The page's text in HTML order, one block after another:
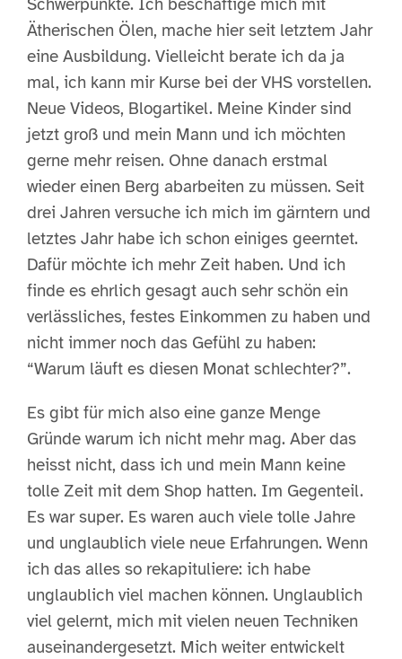
Schwerpunkte. Ich beschäftige mich mit
Ätherischen Ölen, mache hier seit letztem Jahr
eine Ausbildung. Vielleicht berate ich da ja
mal, ich kann mir Kurse bei der VHS vorstellen.
Neue Videos, Blogartikel. Meine Kinder sind
jetzt groß und mein Mann und ich möchten
gerne mehr reisen. Ohne danach erstmal
wieder einen Berg abarbeiten zu müssen. Seit
drei Jahren versuche ich mich im gärntern und
letztes Jahr habe ich schon einiges geerntet.
Dafür möchte ich mehr Zeit haben. Und ich
finde es ehrlich gesagt auch sehr schön ein
verlässliches, festes Einkommen zu haben und
nicht immer noch das Gefühl zu haben:
“Warum läuft es diesen Monat schlechter?”.
Es gibt für mich also eine ganze Menge
Gründe warum ich nicht mehr mag. Aber das
heisst nicht, dass ich und mein Mann keine
tolle Zeit mit dem Shop hatten. Im Gegenteil.
Es war super. Es waren auch viele tolle Jahre
und unglaublich viele neue Erfahrungen. Wenn
ich das alles so rekapituliere: ich habe
unglaublich viel machen können. Unglaublich
viel gelernt, mich mit vielen neuen Techniken
auseinandergesetzt. Mich weiter entwickelt